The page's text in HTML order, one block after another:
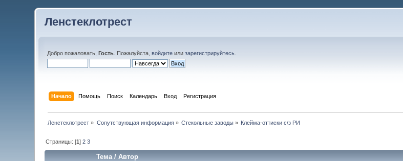
Ленстеклотрест
Добро пожаловать,Гость . Пожалуйста,войдите илизарегистрируйтесь
Начало Помощь Поиск Календарь Вход Регистрация
Ленстеклотрест » Сопутствующая информация» Стекольные заводы » Клейма-оттиски с/з РИ
Страницы: [1]2 3
Тема/Автор